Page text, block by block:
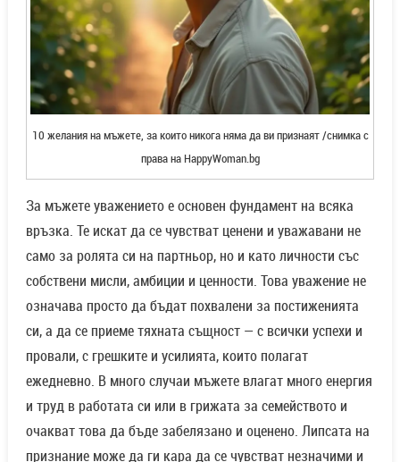
10 желания на мъжете, за които никога няма да ви признаят /снимка с
права на HappyWoman.bg
За мъжете уважението е основен фундамент на всяка
връзка. Те искат да се чувстват ценени и уважавани не
само за ролята си на партньор, но и като личности със
собствени мисли, амбиции и ценности. Това уважение не
означава просто да бъдат похвалени за постиженията
си, а да се приеме тяхната същност — с всички успехи и
провали, с грешките и усилията, които полагат
ежедневно. В много случаи мъжете влагат много енергия
и труд в работата си или в грижата за семейството и
очакват това да бъде забелязано и оценено. Липсата на
признание може да ги кара да се чувстват незначими и